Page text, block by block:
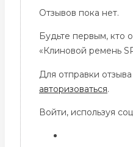
Отзывов пока нет.
Будьте первым, кто
«Клиновой ремень
Для отправки
авторизоваться.
Войти, используя